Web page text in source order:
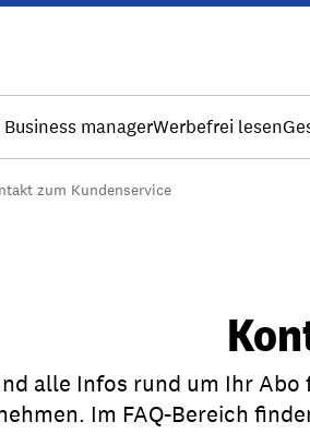
managerWerbefrei lesen
zum Kundenservice
alle Infos rund um Ihr
Im FAQ-Bereich